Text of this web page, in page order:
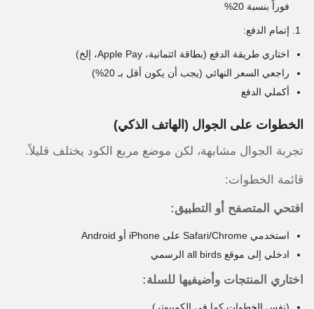
فوراً بنسبة 20%
إتمام الدفع:
اختاري طريقة الدفع (بطاقة ائتمانية، Apple Pay، إلخ)
راجعي السعر النهائي (يجب أن يكون أقل بـ 20%)
أكملي الدفع
الخطوات على الجوال (الهاتف الذكي)
تجربة الجوال مشابهة، لكن موضع مربع الكود يختلف قليلاً.
قائمة الخطوات:
افتحي المتصفح أو التطبيق:
استخدمي Safari/Chrome على iPhone أو Android
ادخلي إلى موقع all birds الرسمي
اختاري المنتجات وأضيفيها للسلة:
(نفس الخطوات كما في الكمبيوتر)